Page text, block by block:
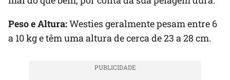
Peso e Altura:Westies geralmente pesam entre 6
a 10 kg e têm uma altura de cerca de 23 a 28 cm.